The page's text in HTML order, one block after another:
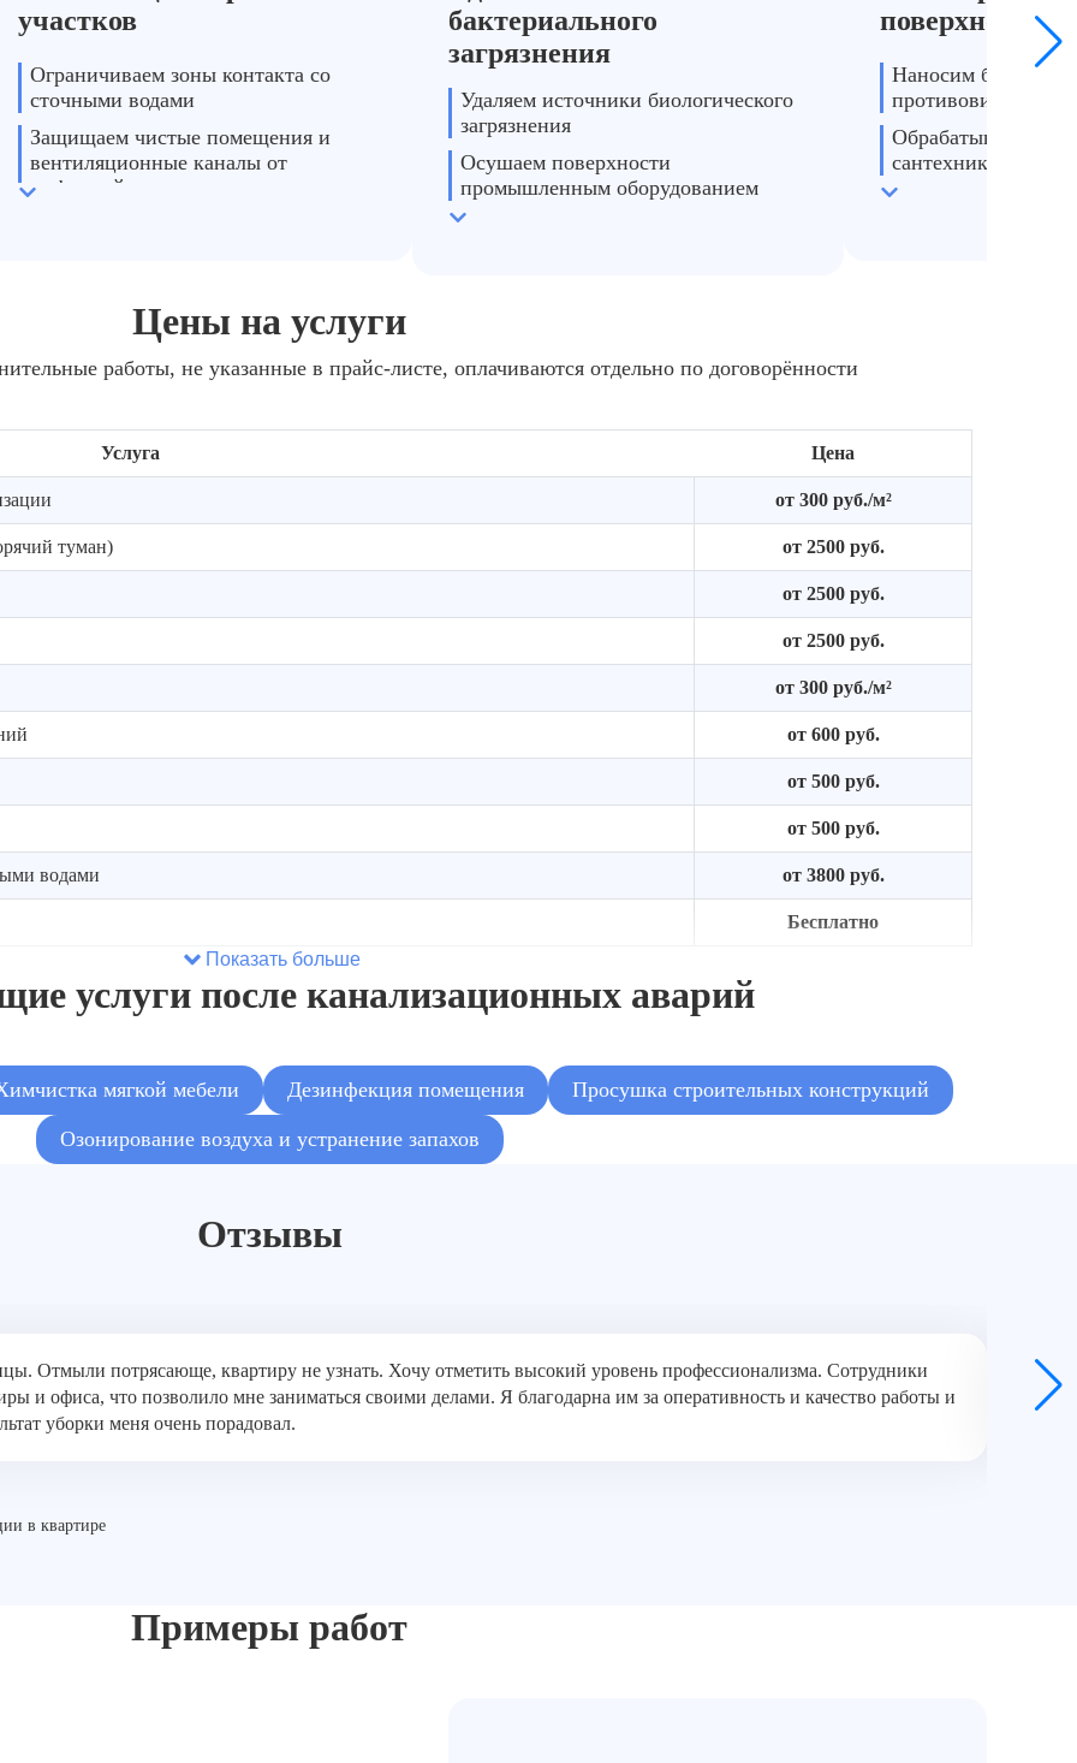
участков
Ограничиваем зоны контакта со
сточными водами
Защищаем чистые помещения и
вентиляционные каналы от
инфекций
бактериального
загрязнения
Удаляем источники биологического
загрязнения
Осушаем поверхности
промышленным оборудованием
Готовим основания к нанесению
поверхностей
Наносим
противовирусные
Обрабатываем
сантехнику и зоны
Уничтожаем
Цены на услуги
работы, не указанные в прайс-листе, оплачиваются отдельно по договорённости
Услуга Цена
от 300 руб./м²
туман) от 2500 руб.
от 2500 руб.
от 2500 руб.
от 300 руб./м²
от 600 руб.
от 500 руб.
от 500 руб.
водами от 3800 руб.
Бесплатно
Показать больше
услуги после канализационных аварий
мягкой мебели Дезинфекция помещения Просушка строительных конструкций
Озонирование воздуха и устранение запахов
Отзывы
Отмыли потрясающе, квартиру не узнать. Хочу отметить высокий уровень профессионализма. Сотрудники
и офиса, что позволило мне заниматься своими делами. Я благодарна им за оперативность и качество работы и
уборки меня очень порадовал.
в квартире
Хочу
Они
Примеры работ